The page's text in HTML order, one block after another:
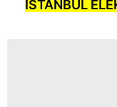
İSTANBUL